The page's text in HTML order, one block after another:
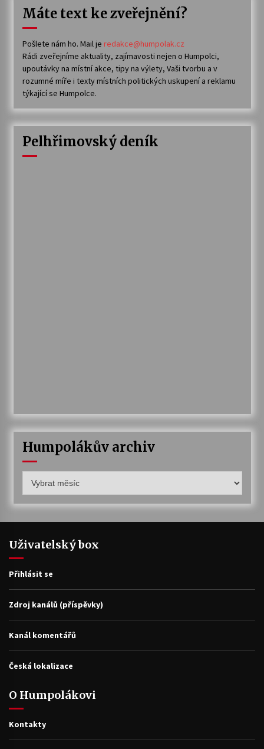
Máte text ke zveřejnění?
Pošlete nám ho. Mail je redakce@humpolak.cz
Rádi zveřejníme aktuality, zajímavosti nejen o Humpolci,
upoutávky na místní akce, tipy na výlety, Vaši tvorbu a v
rozumné míře i texty místních politických uskupení a reklamu
týkající se Humpolce.
Pelhřimovský deník
Humpolákův archiv
archiv
Uživatelský box
Přihlásit se
Zdroj kanálů (příspěvky)
Kanál komentářů
Česká lokalizace
O Humpolákovi
Kontakty